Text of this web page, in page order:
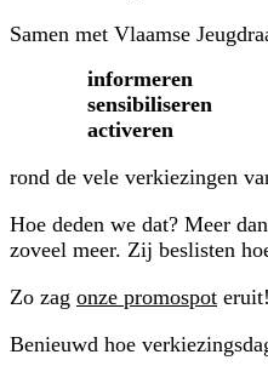
Samen met Vlaamse
informeren
sensibiliseren
activeren
rond de vele verkiezingen
Hoe deden we dat? Meer
zoveel meer. Zij beslisten
Zo zag onze promospot eruit!
Benieuwd hoe